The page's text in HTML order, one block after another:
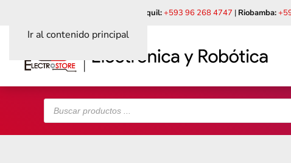
Ir al contenido principal
Guayaquil:+593 96 268 4747 | Riobamba:
Búsqueda
de
productos